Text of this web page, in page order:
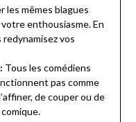
les mêmes blagues
enthousiasme. En
vos
Tous les comédiens
pas comme
de couper ou de